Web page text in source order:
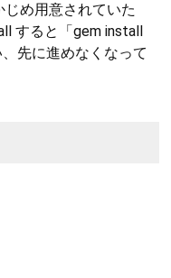
め用意されていた
すると「gem install
先に進めなくなって